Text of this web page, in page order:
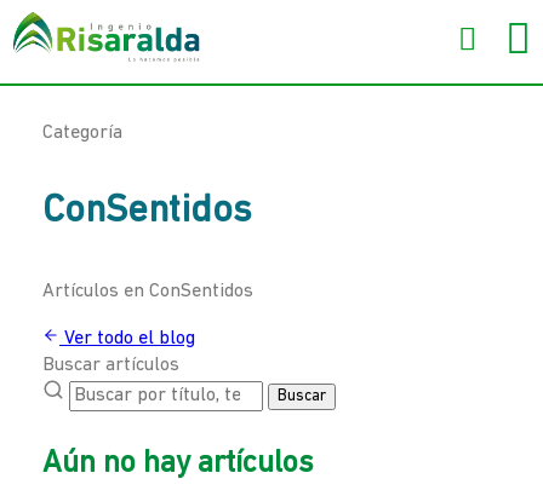
Categoría
ConSentidos
Artículos en ConSentidos
Ver todo el blog
Buscar artículos
Buscar
Aún no hay artículos